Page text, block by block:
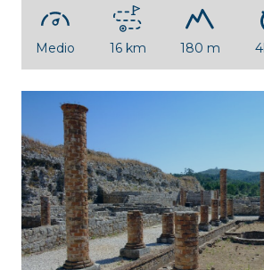
Medio 16 km 180 m